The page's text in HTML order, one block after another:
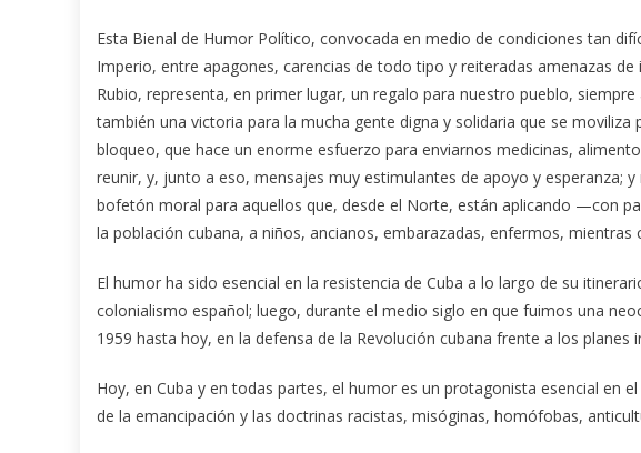
Esta Bienal de Humor Político, convocada en medio de condiciones tan
Imperio, entre apagones, carencias de todo tipo y reiteradas amenazas
Rubio, representa, en primer lugar, un regalo para nuestro pueblo,
también una victoria para la mucha gente digna y solidaria que se moviliza
bloqueo, que hace un enorme esfuerzo para enviarnos medicinas,
reunir, y, junto a eso, mensajes muy estimulantes de apoyo y esperanza;
bofetón moral para aquellos que, desde el Norte, están aplicando —con
la población cubana, a niños, ancianos, embarazadas, enfermos, mientras
El humor ha sido esencial en la resistencia de Cuba a lo largo de su
colonialismo español; luego, durante el medio siglo en que fuimos una
1959 hasta hoy, en la defensa de la Revolución cubana frente a los planes
Hoy, en Cuba y en todas partes, el humor es un protagonista esencial en
de la emancipación y las doctrinas racistas, misóginas, homófobas,